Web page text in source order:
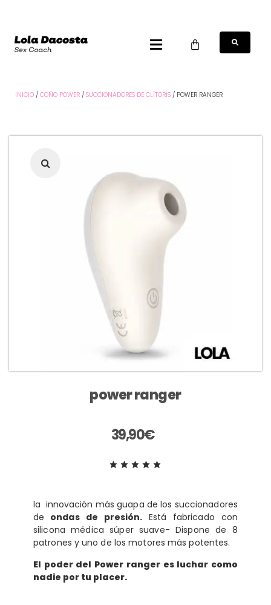
INICIO / COÑO POWER / SUCCIONADORES DE CLÍTORIS / POWER RANGER
power ranger
39,90€
la innovación más guapa de los succionadores
de ondas de presión. Está fabricado con
silicona médica súper suave- Dispone de 8
patrones y uno de los motores más potentes.
El poder del Power ranger es luchar como
nadie por tu placer.